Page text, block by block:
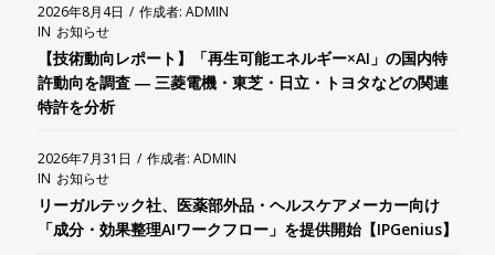
2026年8月4日 / 作成者: ADMIN
IN お知らせ
【技術動向レポート】「再生可能エネルギー×AI」の国内特
許動向を調査 ― 三菱電機・東芝・日立・トヨタなどの関連
特許を分析
2026年7月31日 / 作成者: ADMIN
IN お知らせ
リーガルテック社、医薬部外品・ヘルスケアメーカー向け
「成分・効果整理AIワークフロー」を提供開始【IPGenius】